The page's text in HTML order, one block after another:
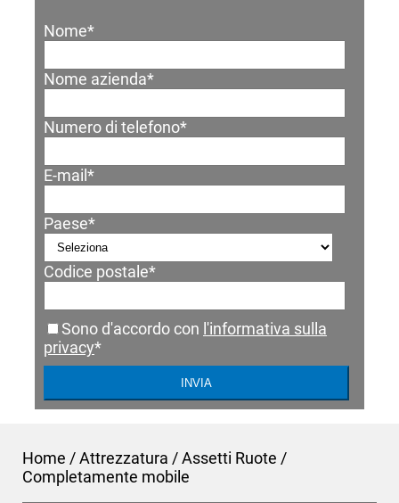
Nome*
Nome azienda*
Numero di telefono*
E-mail *
Paese*
Codice postale*
Sono d'accordo con l'informativa sulla
privacy*
Home /Attrezzatura /Assetti Ruote /
Completamente mobile